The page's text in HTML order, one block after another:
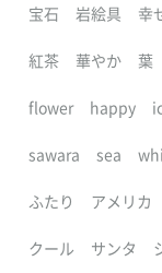
宝石 岩絵具 幸
紅茶 華やか 葉
flower happy
sawara sea
ふたり アメリカ
クール サンタ